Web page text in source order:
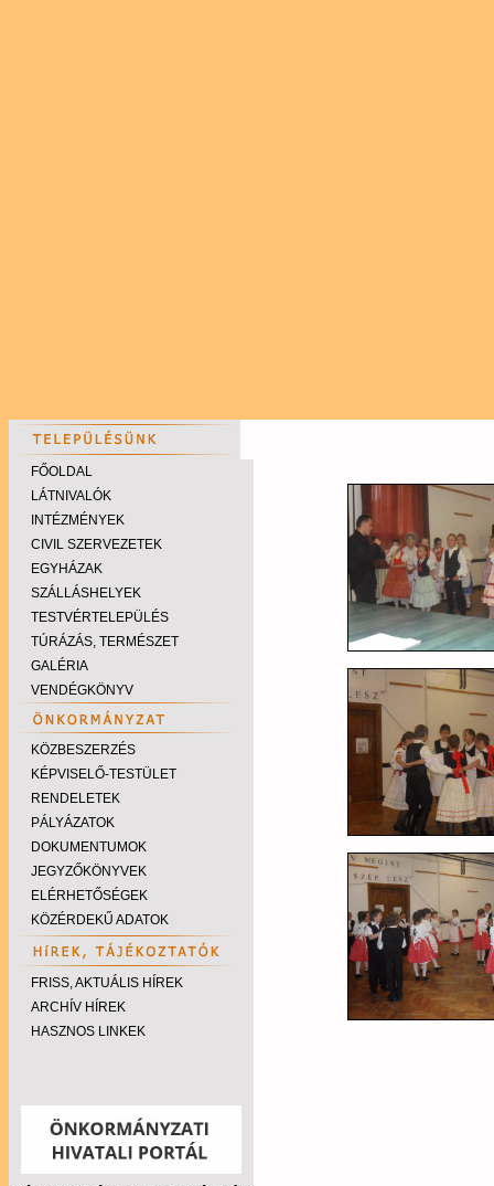
FŐOLDAL
LÁTNIVALÓK
INTÉZMÉNYEK
CIVIL SZERVEZETEK
EGYHÁZAK
SZÁLLÁSHELYEK
TESTVÉRTELEPÜLÉS
TÚRÁZÁS, TERMÉSZET
GALÉRIA
VENDÉGKÖNYV
KÖZBESZERZÉS
KÉPVISELŐ-TESTÜLET
RENDELETEK
PÁLYÁZATOK
DOKUMENTUMOK
JEGYZŐKÖNYVEK
ELÉRHETŐSÉGEK
KÖZÉRDEKŰ ADATOK
FRISS, AKTUÁLIS HÍREK
ARCHÍV HÍREK
HASZNOS LINKEK